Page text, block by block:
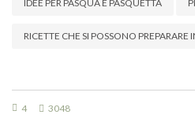
IDEE PER PASQUA E PASQUETTA
RICETTE CHE SI POSSONO PREPARARE
4 3048